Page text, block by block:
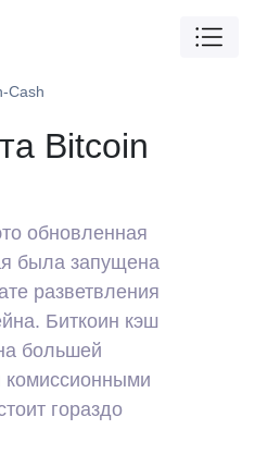
Cash
Bitcoin
обновленная
была запущена
разветвления
Биткоин кэш
большей
гораздо